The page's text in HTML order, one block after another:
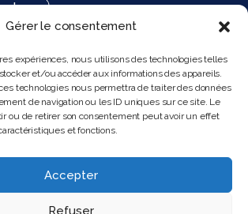
Gérer le consentement
expériences, nous utilisons des technologies telles
et/ou accéder aux informations des appareils.
technologies nous permettra de traiter des données
de navigation ou les ID uniques sur ce site. Le
ou de retirer son consentement peut avoir un effet
et fonctions.
Accepter
Refuser
75001 Paris France